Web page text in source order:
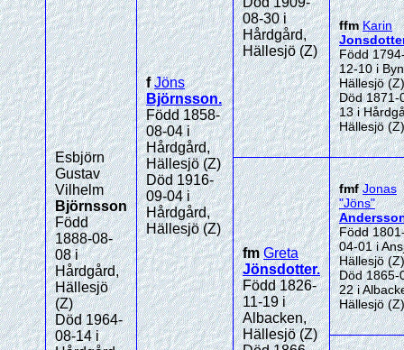
Esbjörn
Gustav
Vilhelm
Björnsson
Född
1888-08-
08 i
Hårdgård,
Hällesjö
(Z)
Död 1964-
08-14 i
fJöns
Björnsson.
Född 1858-
08-04 i
Hårdgård,
Hällesjö (Z)
Död 1916-
09-04 i
Hårdgård,
Hällesjö (Z)
08-30 i
Hårdgård,
Hällesjö (Z)
ffmKarin
Född
12-10 i
Hällesjö (Z)
Död 1871-
13 i
Hällesjö (Z)
fmGreta
Jönsdotter.
Född 1826-
11-19 i
Albacken,
Hällesjö (Z)
fmfJonas
"Jöns"
Född
04-01 i
Hällesjö (Z)
Död 1865-
22 i
Hällesjö (Z)